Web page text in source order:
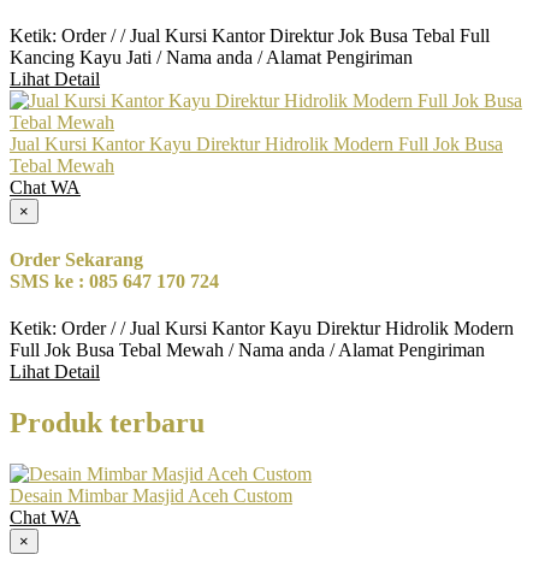
Ketik: Order / / Jual Kursi Kantor Direktur Jok Busa Tebal Full
Kancing Kayu Jati / Nama anda / Alamat Pengiriman
Lihat Detail
Jual Kursi Kantor Kayu Direktur Hidrolik Modern Full Jok Busa
Tebal Mewah
Chat WA
×
Order Sekarang
SMS ke : 085 647 170 724
Ketik: Order / / Jual Kursi Kantor Kayu Direktur Hidrolik Modern
Full Jok Busa Tebal Mewah / Nama anda / Alamat Pengiriman
Lihat Detail
Produk terbaru
Desain Mimbar Masjid Aceh Custom
Chat WA
×